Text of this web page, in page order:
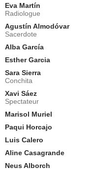
Eva Martín
Radiologue
Agustín Almodóvar
Sacerdote
Alba García
Esther Garcia
Sara Sierra
Conchita
Xavi Sáez
Spectateur
Marisol Muriel
Paqui Horcajo
Luis Calero
Aline Casagrande
Neus Alborch